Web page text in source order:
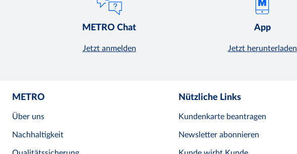
METRO Chat
Jetzt anmelden
App
Jetzt herunterladen
METRO
Über uns
Nachhaltigkeit
Nützliche Links
Kundenkarte beantragen
Newsletter abonnieren